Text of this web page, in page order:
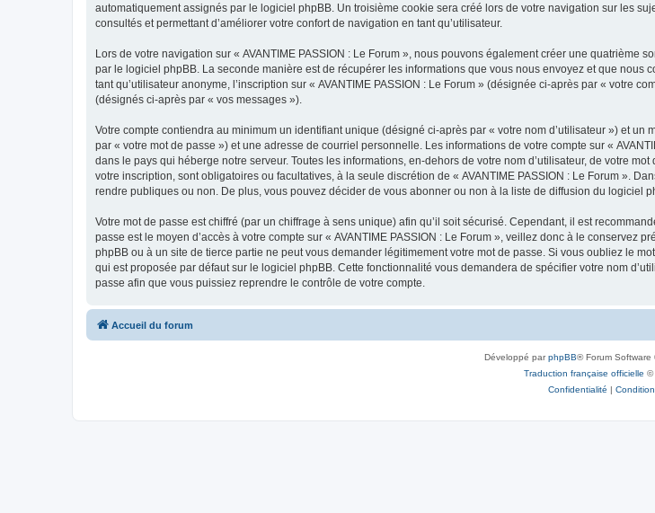
automatiquement assignés par le logiciel phpBB. Un troisième cookie sera créé lors de votre navigation sur les
consultés et permettant d’améliorer votre confort de navigation en tant qu’utilisateur.
Lors de votre navigation sur « AVANTIME PASSION : Le Forum », nous pouvons également créer une
par le logiciel phpBB. La seconde manière est de récupérer les informations que vous nous envoyez et que
tant qu’utilisateur anonyme, l’inscription sur « AVANTIME PASSION : Le Forum » (désignée ci-après par « votre
(désignés ci-après par « vos messages »).
Votre compte contiendra au minimum un identifiant unique (désigné ci-après par « votre nom d’utilisateur ») et
par « votre mot de passe ») et une adresse de courriel personnelle. Les informations de votre compte sur «
dans le pays qui héberge notre serveur. Toutes les informations, en-dehors de votre nom d’utilisateur, de votre
votre inscription, sont obligatoires ou facultatives, à la seule discrétion de « AVANTIME PASSION : Le Forum ».
rendre publiques ou non. De plus, vous pouvez décider de vous abonner ou non à la liste de diffusion du logiciel
Votre mot de passe est chiffré (par un chiffrage à sens unique) afin qu’il soit sécurisé. Cependant, il est
passe est le moyen d’accès à votre compte sur « AVANTIME PASSION : Le Forum », veillez donc à le conservez
phpBB ou à un site de tierce partie ne peut vous demander légitimement votre mot de passe. Si vous oubliez le
qui est proposée par défaut sur le logiciel phpBB. Cette fonctionnalité vous demandera de spécifier votre nom
passe afin que vous puissiez reprendre le contrôle de votre compte.
Accueil du forum
Développé parphpBB® Forum Software
Traduction française officielle ©
Confidentialité |